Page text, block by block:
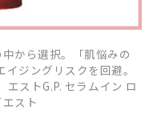
から選択。「肌悩みの
ジングリスクを回避。
ストG.P. セラムイン ロ
スト